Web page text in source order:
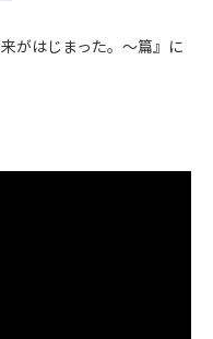
がはじまった。〜篇』に